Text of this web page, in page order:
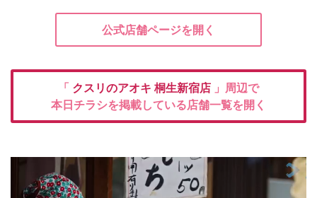
公式店舗ページを開く
「 クスリのアオキ 桐生新宿店 」周辺で
本日チラシを掲載している店舗一覧を開く